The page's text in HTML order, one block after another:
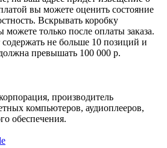
вы можете оценить состояние
Вскрывать коробку
можете только после оплаты заказа.
не больше 10 позиций и
превышать 100 000 р.
производитель
компьютеров, аудиоплееров,
обеспечения.